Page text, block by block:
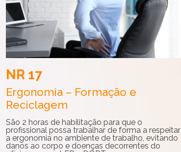
NR 17
Ergonomia – Formação e
Reciclagem
São 2 horas de habilitação para que o
profissional possa trabalhar de forma a respeitar
a ergonomia no ambiente de trabalho, evitando
danos ao corpo e doenças decorrentes do